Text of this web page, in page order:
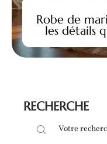
Robe de
les détails
RECHERCHE